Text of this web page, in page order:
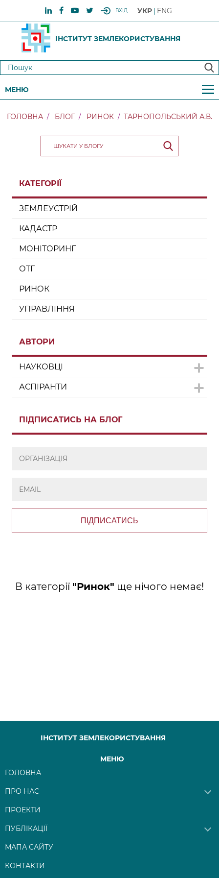
ВХІД УКР ENG
ІНСТИТУТ ЗЕМЛЕКОРИСТУВАННЯ
МЕНЮ
ГОЛОВНА БЛОГ РИНОК ТАРНОПОЛЬСЬКИЙ А.В.
КАТЕГОРІЇ
ЗЕМЛЕУСТРІЙ
КАДАСТР
МОНІТОРИНГ
ОТГ
РИНОК
УПРАВЛІННЯ
АВТОРИ
НАУКОВЦІ
АСПІРАНТИ
ПІДПИСАТИСЬ НА БЛОГ
ПІДПИСАТИСЬ
В категорії "Ринок" ще нічого немає!
ІНСТИТУТ ЗЕМЛЕКОРИСТУВАННЯ
МЕНЮ
ГОЛОВНА
ПРО НАС
ПРОЕКТИ
ПУБЛІКАЦІЇ
МАПА САЙТУ
КОНТАКТИ